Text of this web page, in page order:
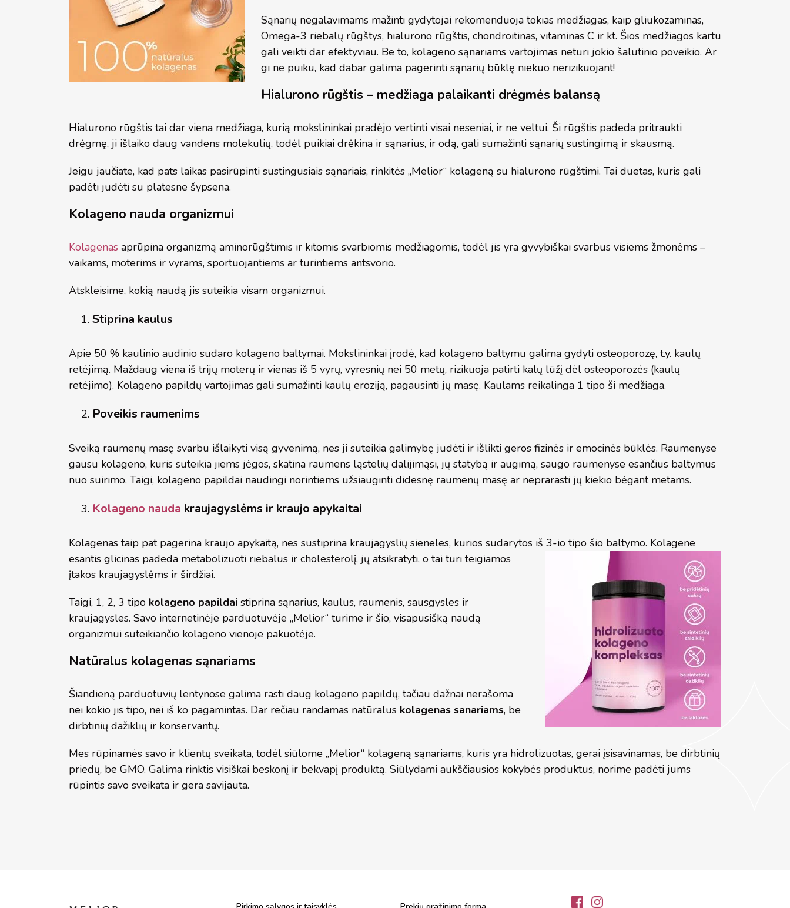
Sąnarių negalavimams mažinti gydytojai rekomenduoja tokias medžiagas, kaip gliukozaminas,
Omega-3 riebalų rūgštys, hialurono rūgštis, chondroitinas, vitaminas C ir kt. Šios medžiagos kartu
gali veikti dar efektyviau. Be to, kolageno sąnariams vartojimas neturi jokio šalutinio poveikio. Ar
gi ne puiku, kad dabar galima pagerinti sąnarių būklę niekuo nerizikuojant!
Hialurono rūgštis – medžiaga palaikanti drėgmės balansą
Hialurono rūgštis tai dar viena medžiaga, kurią mokslininkai pradėjo vertinti visai neseniai, ir ne veltui. Ši rūgštis padeda pritraukti
drėgmę, ji išlaiko daug vandens molekulių, todėl puikiai drėkina ir sąnarius, ir odą, gali sumažinti sąnarių sustingimą ir skausmą.
Jeigu jaučiate, kad pats laikas pasirūpinti sustingusiais sąnariais, rinkitės „Melior“ kolageną su hialurono rūgštimi. Tai duetas, kuris gali
padėti judėti su platesne šypsena.
Kolageno nauda organizmui
Kolagenas aprūpina organizmą aminorūgštimis ir kitomis svarbiomis medžiagomis, todėl jis yra gyvybiškai svarbus visiems žmonėms –
vaikams, moterims ir vyrams, sportuojantiems ar turintiems antsvorio.
Atskleisime, kokią naudą jis suteikia visam organizmui.
Stiprina kaulus
Apie 50 % kaulinio audinio sudaro kolageno baltymai. Mokslininkai įrodė, kad kolageno baltymu galima gydyti osteoporozę, t.y. kaulų
retėjimą. Maždaug viena iš trijų moterų ir vienas iš 5 vyrų, vyresnių nei 50 metų, rizikuoja patirti kalų lūžį dėl osteoporozės (kaulų
retėjimo). Kolageno papildų vartojimas gali sumažinti kaulų eroziją, pagausinti jų masę. Kaulams reikalinga 1 tipo ši medžiaga.
Poveikis raumenims
Sveiką raumenų masę svarbu išlaikyti visą gyvenimą, nes ji suteikia galimybę judėti ir išlikti geros fizinės ir emocinės būklės. Raumenyse
gausu kolageno, kuris suteikia jiems jėgos, skatina raumens ląstelių dalijimąsi, jų statybą ir augimą, saugo raumenyse esančius baltymus
nuo suirimo. Taigi, kolageno papildai naudingi norintiems užsiauginti didesnę raumenų masę ar neprarasti jų kiekio bėgant metams.
Kolageno nauda kraujagyslėms ir kraujo apykaitai
Kolagenas taip pat pagerina kraujo apykaitą, nes sustiprina kraujagyslių sieneles, kurios sudarytos iš 3-io tipo šio baltymo. Kolagene
esantis glicinas padeda metabolizuoti riebalus ir cholesterolį, jų atsikratyti, o tai turi teigiamos
įtakos kraujagyslėms ir širdžiai.
Taigi, 1, 2, 3 tipo kolageno papildai stiprina sąnarius, kaulus, raumenis, sausgysles ir
kraujagysles. Savo internetinėje parduotuvėje „Melior“ turime ir šio, visapusišką naudą
organizmui suteikiančio kolageno vienoje pakuotėje.
Natūralus kolagenas sąnariams
Šiandieną parduotuvių lentynose galima rasti daug kolageno papildų, tačiau dažnai nerašoma
nei kokio jis tipo, nei iš ko pagamintas. Dar rečiau randamas natūralus kolagenas sanariams, be
dirbtinių dažiklių ir konservantų.
Mes rūpinamės savo ir klientų sveikata, todėl siūlome „Melior“ kolageną sąnariams, kuris yra hidrolizuotas, gerai įsisavinamas, be dirbtinių
priedų, be GMO. Galima rinktis visiškai beskonį ir bekvapį produktą. Siūlydami aukščiausios kokybės produktus, norime padėti jums
rūpintis savo sveikata ir gera savijauta.